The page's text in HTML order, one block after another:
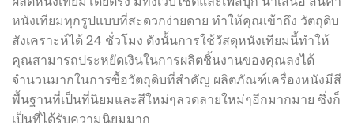
หนังเทียมทุกรูปแบบที่สะดวกง่ายดาย ทำให้คุณเข้าถึง วัตถุดิบ
สังเคราะห์ได้ 24 ชั่วโมง ดังนั้นการใช้วัสดุหนังเทียมนี้ทำให้
คุณสามารถประหยัดเงินในการผลิตชิ้นงานของคุณลงได้
จำนวนมากในการซื้อวัตถุดิบที่สำคัญ ผลิตภัณฑ์เครื่องหนังมีสี
พื้นฐานที่เป็นที่นิยมและสีใหม่ๆลวดลายใหม่ๆอีกมากมาย ซึ่งก็
เป็นที่ได้รับความนิยมมาก